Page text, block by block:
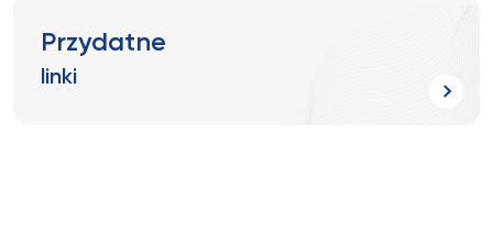
Przydatne
linki